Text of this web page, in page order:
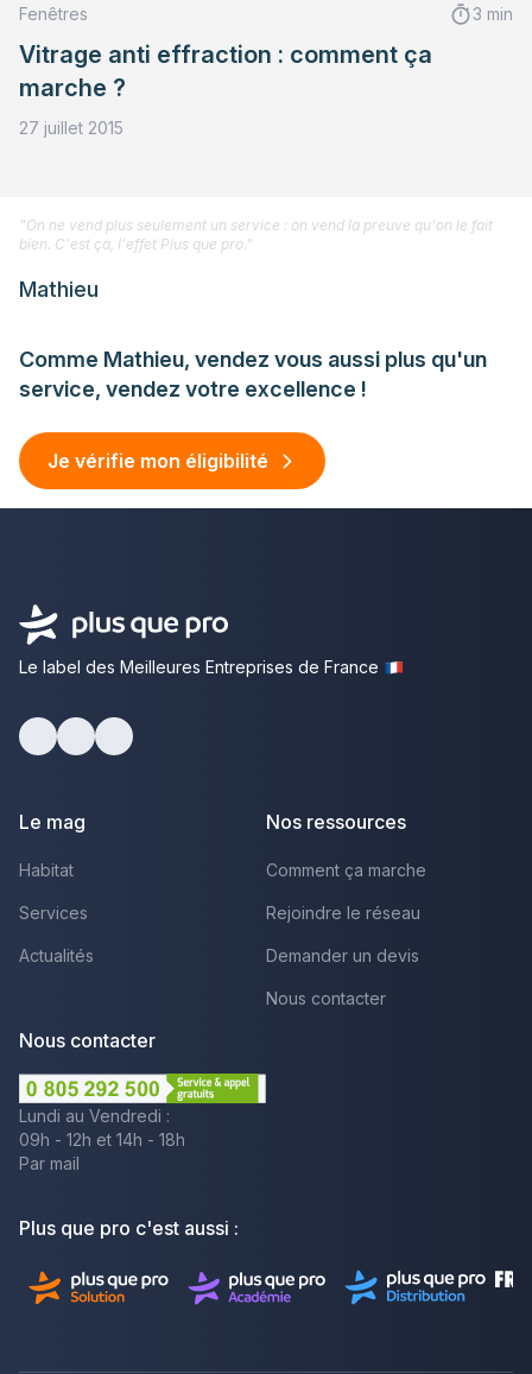
Fenêtres 3 min
Vitrage anti effraction : comment ça
marche ?
27 juillet 2015
Comme Mathieu, vendez vous aussi plus qu'un
service, vendez votre excellence !
Je vérifie mon éligibilité
"On ne vend plus seulement un service : on vend la preuve qu'on le fait
bien. C'est ça, l'effet Plus que pro."
Mathieu
Le label des Meilleures Entreprises de France
Le mag
Habitat
Services
Actualités
Nos ressources
Comment ça marche
Rejoindre le réseau
Demander un devis
Nous contacter
Nous contacter
Lundi au Vendredi :
09h - 12h et 14h - 18h
Par mail
Plus que pro c'est aussi :